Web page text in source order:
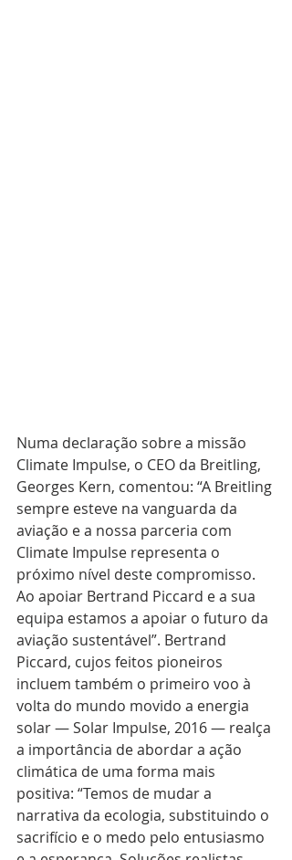
Numa declaração sobre a missão
Climate Impulse, o CEO da Breitling,
Georges Kern, comentou: “A Breitling
sempre esteve na vanguarda da
aviação e a nossa parceria com
Climate Impulse representa o
próximo nível deste compromisso.
Ao apoiar Bertrand Piccard e a sua
equipa estamos a apoiar o futuro da
aviação sustentável”. Bertrand
Piccard, cujos feitos pioneiros
incluem também o primeiro voo à
volta do mundo movido a energia
solar — Solar Impulse, 2016 — realça
a importância de abordar a ação
climática de uma forma mais
positiva: “Temos de mudar a
narrativa da ecologia, substituindo o
sacrifício e o medo pelo entusiasmo